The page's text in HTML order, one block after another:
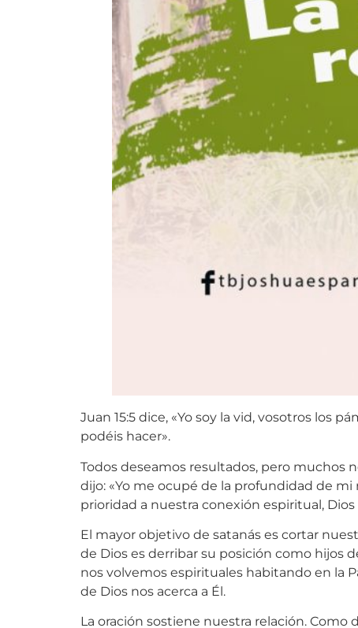
Juan 15:5 dice, «Yo soy la vid, vosotros los
podéis hacer».
Todos deseamos resultados, pero muchos
dijo: «Yo me ocupé de la profundidad de
prioridad a nuestra conexión espiritual,
El mayor objetivo de satanás es cortar
de Dios es derribar su posición como hijos
nos volvemos espirituales habitando en la
de Dios nos acerca a Él.
La oración sostiene nuestra relación. Como